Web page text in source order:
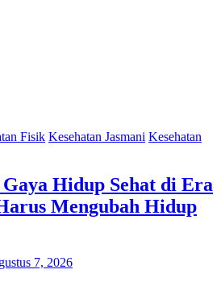
Fisik Kesehatan Jasmani Kesehatan
Hidup Sehat di Era
Mengubah Hidup
7, 2026